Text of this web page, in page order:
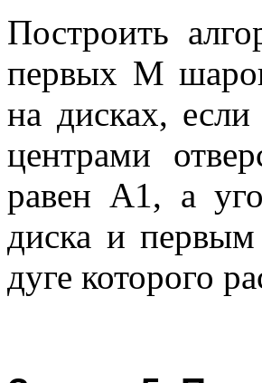
Построить
первых M
на дисках,
центрами
равен A1, а
диска и
дуге которого